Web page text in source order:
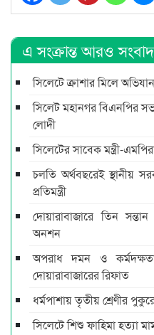
এ সংক্রান্ত আরও সংবাদ
সিলেটে ক্রাশার মিলে
সিলেট মহানগর বিএনপির
লোদী
সিলেটের সাবেক মন্ত্রী-
চলতি অর্থবছরেই স্থানীয়
প্রতিমন্ত্রী
দোয়ারাবাজারে তিন
অনশন
অপরাধ দমন ও
দোয়ারাবাজারের রিফাত
ধর্মপাশায় তৃতীয় শ্রেণীর
সিলেটে শিশু ফাহিমা হত্যা